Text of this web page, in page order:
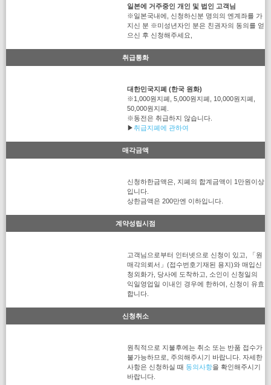
일본에 거주중인 개인 및 법인 고객님
※일본국내에, 신청하신분 명의의 엔계좌를 가
지신 분 ※미성년자인 분은 친권자의 동의를 얻
으신 후 신청해주세요,
취급통화
대한민국지폐 (한국 원화)
※1,000원지폐, 5,000원지폐, 10,000원지폐,
50,000원지폐.
※동전은 취급하지 않습니다.
▶취급지폐에 관하여
매각금액
신청하한금액은, 지폐의 합계금액이 1만원이상
입니다.
상한금액은 200만엔 이하입니다.
계약성립시점
고객님으로부터 인터넷으로 신청이 있고, 「원
매각의뢰서」(접수번호기재된 용지)와 매입신
청외화가, 당사에 도착하고, 소인이 신청일의
익일영업일 이내인 경우에 한하여, 신청이 유효
합니다.
신청취소
원칙적으로 지불후에는 취소 또는 반품 접수가
불가능하므로, 주의해주시기 바랍니다. 자세한
사항은 신청하실 때 동의사항을 확인해주시기
바랍니다.